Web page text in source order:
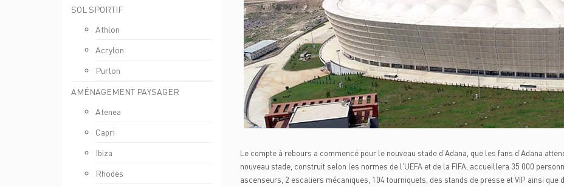
SOL SPORTIF
Athlon
Acrylon
Purlon
AMÉNAGEMENT PAYSAGER
Atenea
Capri
Ibiza
Rhodes
Le compte à rebours a commencé pour le nouveau stade d'Adana, que les fans d'Adana
nouveau stade, construit selon les normes de l'UEFA et de la FIFA, accueillera 35 000
ascenseurs, 2 escaliers mécaniques, 104 tourniquets, des stands de presse et VIP ainsi que